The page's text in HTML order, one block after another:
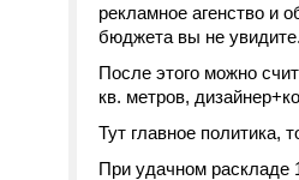
рекламное агенство и
бюджета вы не
После этого можно
кв. метров,
Тут главное политика,
При удачном